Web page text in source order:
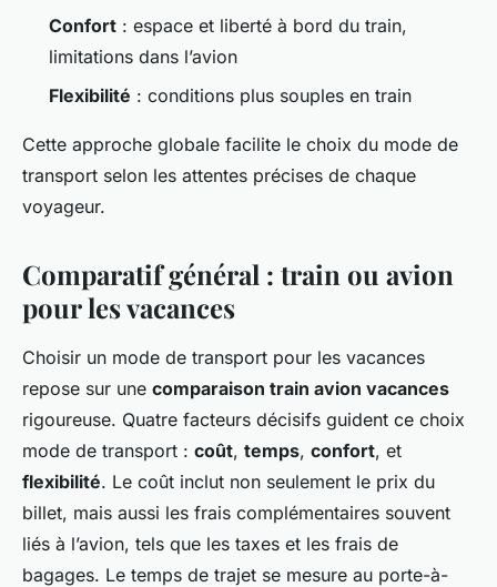
Confort : espace et liberté à bord du train,
limitations dans l’avion
Flexibilité : conditions plus souples en train
Cette approche globale facilite le choix du mode de
transport selon les attentes précises de chaque
voyageur.
Comparatif général : train ou avion
pour les vacances
Choisir un mode de transport pour les vacances
repose sur une comparaison train avion vacances
rigoureuse. Quatre facteurs décisifs guident ce choix
mode de transport : coût, temps, confort, et
flexibilité. Le coût inclut non seulement le prix du
billet, mais aussi les frais complémentaires souvent
liés à l’avion, tels que les taxes et les frais de
bagages. Le temps de trajet se mesure au porte-à-